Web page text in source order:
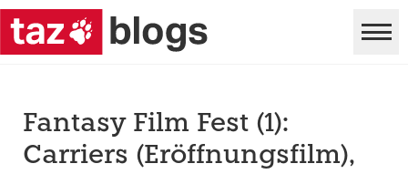
Fantasy Film Fest (1):
Carriers (Eröffnungsfilm),